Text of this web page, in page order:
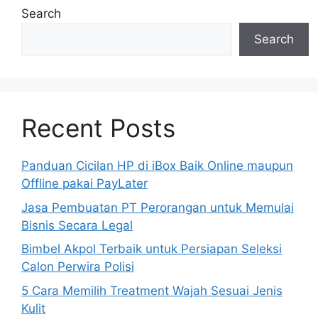
Search
Search
Recent Posts
Panduan Cicilan HP di iBox Baik Online maupun
Offline pakai PayLater
Jasa Pembuatan PT Perorangan untuk Memulai
Bisnis Secara Legal
Bimbel Akpol Terbaik untuk Persiapan Seleksi
Calon Perwira Polisi
5 Cara Memilih Treatment Wajah Sesuai Jenis
Kulit